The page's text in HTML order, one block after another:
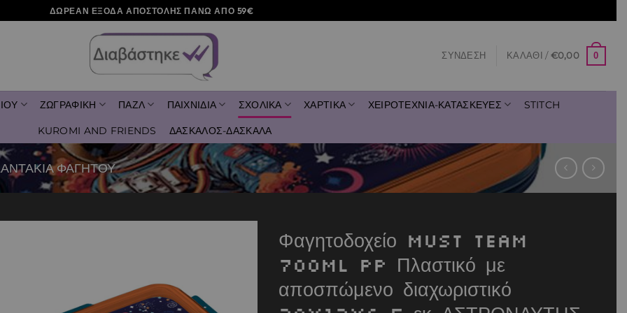
ΔΩΡΕΑΝ ΕΞΟΔΑ ΑΠΟΣΤΟΛΗΣ ΠΑΝΩ ΑΠΟ 59€
ΣΎΝΔΕΣΗ ΚΑΛΆΘΙ / €0,00 0
ΖΩΓΡΑΦΙΚΗ ΠΑΖΛ ΠΑΙΧΝΙΔΙΑ ΣΧΟΛΙΚΑ ΧΑΡΤΙΚΑ ΧΕΙΡΟΤΕΧΝΙΑ-ΚΑΤΑΣΚΕΥΕΣ STITCH
KUROMI AND FRIENDS ΔΑΣΚΑΛΟΣ-ΔΑΣΚΑΛΑ
ΦΑΓΗΤΟΥ
Φαγητοδοχείο Must Team
700ml PP Πλαστικό με
αποσπώμενο διαχωριστικό